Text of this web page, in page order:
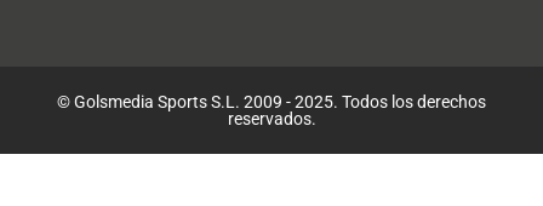
© Golsmedia Sports S.L. 2009 - 2025. Todos los derechos
reservados.